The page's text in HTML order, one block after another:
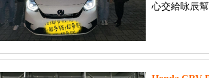
心交給咏辰